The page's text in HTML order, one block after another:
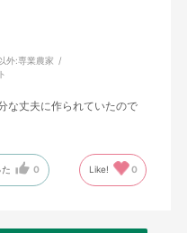
外:専業農家
な丈夫に作られていたので
0 Like! 0